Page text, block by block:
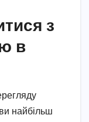
з
в
найбільш